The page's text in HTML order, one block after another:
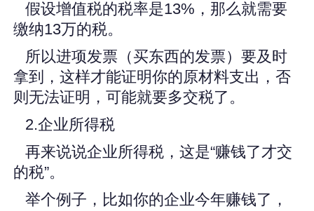
假设增值税的税率是13%，那么就需要
缴纳13万的税。
所以进项发票（买东西的发票）要及时
拿到，这样才能证明你的原材料支出，否
则无法证明，可能就要多交税了。
2.企业所得税
再来说说企业所得税，这是“赚钱了才交
的税”。
举个例子，比如你的企业今年赚钱了，